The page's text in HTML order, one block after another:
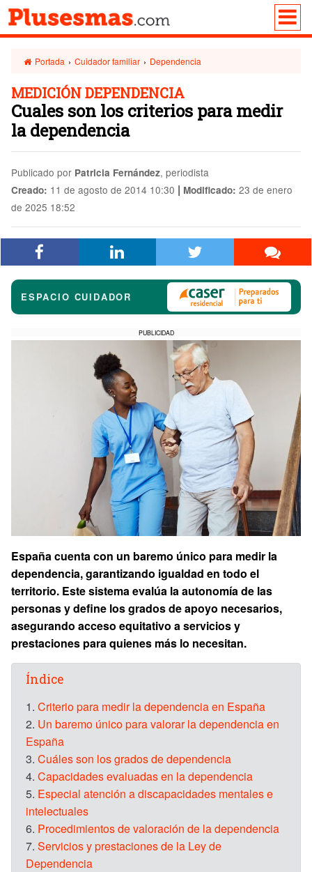
Portada › Cuidador familiar › Dependencia
MEDICIÓN DEPENDENCIA
Cuales son los criterios para medir
la dependencia
Publicado por Patricia Fernández, periodista
Creado: 11 de agosto de 2014 10:30 | Modificado: 23 de enero
de 2025 18:52
ESPACIO CUIDADOR
PUBLICIDAD
España cuenta con un baremo único para medir la
dependencia, garantizando igualdad en todo el
territorio. Este sistema evalúa la autonomía de las
personas y define los grados de apoyo necesarios,
asegurando acceso equitativo a servicios y
prestaciones para quienes más lo necesitan.
Índice
1. Criterio para medir la dependencia en España
2. Un baremo único para valorar la dependencia en
España
3. Cuáles son los grados de dependencia
4. Capacidades evaluadas en la dependencia
5. Especial atención a discapacidades mentales e
intelectuales
6. Procedimientos de valoración de la dependencia
7. Servicios y prestaciones de la Ley de
Dependencia